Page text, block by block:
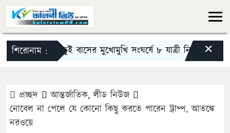
শিরোনাম :
সিলেটে দুই বাসের মুখোমুখি সংঘর্ষে ৮ যাত্রী নিহত আমি
×
প্রচ্ছদ আন্তর্জাতিক,লীড নিউজ
নোবেল না পেলে যে কোনো কিছু করতে পারেন ট্রাম্প, আতঙ্কে
নরওয়ে